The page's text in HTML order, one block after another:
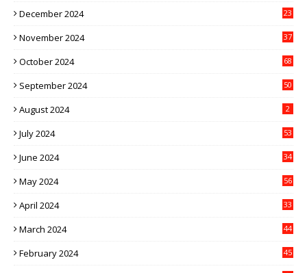
December 2024 23
November 2024 37
October 2024 68
September 2024 50
August 2024 2
July 2024 53
June 2024 34
May 2024 56
April 2024 33
March 2024 44
February 2024 45